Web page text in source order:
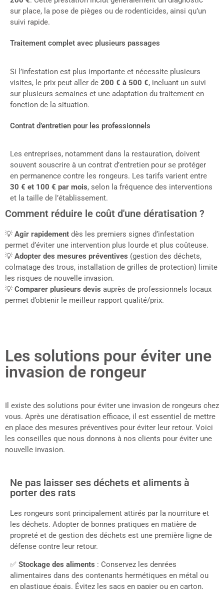
sur place, la pose de pièges ou de rodenticides, ainsi qu’un
suivi rapide.
Traitement complet avec plusieurs passages
Si l’infestation est plus importante et nécessite plusieurs
visites, le prix peut aller de 200 € à 500 €, incluant un suivi
sur plusieurs semaines et une adaptation du traitement en
fonction de la situation.
Contrat d’entretien pour les professionnels
Les entreprises, notamment dans la restauration, doivent
souvent souscrire à un contrat d’entretien pour se protéger
en permanence contre les rongeurs. Les tarifs varient entre
30 € et 100 € par mois, selon la fréquence des interventions
et la taille de l’établissement.
Comment réduire le coût d'une dératisation ?
💡 Agir rapidement dès les premiers signes d’infestation
permet d’éviter une intervention plus lourde et plus coûteuse.
💡 Adopter des mesures préventives (gestion des déchets,
colmatage des trous, installation de grilles de protection) limite
les risques de nouvelle invasion.
💡 Comparer plusieurs devis auprès de professionnels locaux
permet d’obtenir le meilleur rapport qualité/prix.
Les solutions pour éviter une
invasion de rongeur
Il existe des solutions pour éviter une invasion de rongeurs chez
vous. Après une dératisation efficace, il est essentiel de mettre
en place des mesures préventives pour éviter leur retour. Voici
les conseilles que nous donnons à nos clients pour éviter une
nouvelle invasion.
Ne pas laisser ses déchets et aliments à
porter des rats
Les rongeurs sont principalement attirés par la nourriture et
les déchets. Adopter de bonnes pratiques en matière de
propreté et de gestion des déchets est une première ligne de
défense contre leur retour.
✅ Stockage des aliments : Conservez les denrées
alimentaires dans des contenants hermétiques en métal ou
en plastique épais. Évitez les sacs en papier ou en carton,